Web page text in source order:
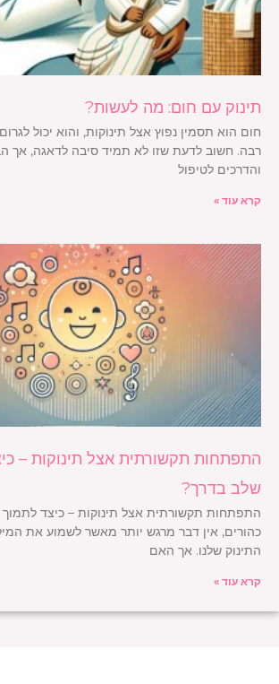
תינוק עם חום: מה לעשות?
חום הוא תסמין נפוץ אצל תינוקות, והוא יכול
רבה. חשוב לדעת שזו לא תמיד סיבה לדאגה, אך
והדרכים לטיפול
קרא עוד »
התפתחות תקשורתית אצל תינוקות –
שלב בדרך?
התפתחות תקשורתית אצל תינוקות – כיצד
כהורים, אין דבר מרגש יותר מאשר לשמוע את
התינוק שלנו. אך האם
קרא עוד »